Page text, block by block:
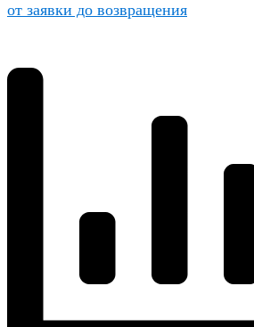
от заявки до возвращения